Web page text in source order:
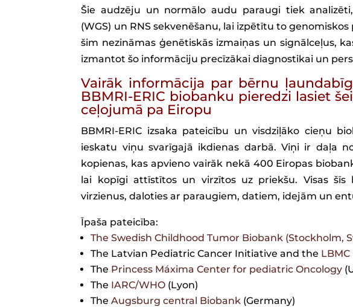
Šie audzēju un normālo audu paraugi tiek
(WGS) un RNS sekvenēšanu, lai izpētītu to
šim nezināmas ģenētiskās izmaiņas un signālceļus,
izmantot šo informāciju precīzākai diagnostikai un
Vairāk informācija par bērnu
BBMRI-ERIC biobanku pieredzi lasiet
ceļojumā pa Eiropu
BBMRI-ERIC izsaka pateicību un visdziļāko cieņu
ieskatu viņu svarīgajā ikdienas darbā. Viņi ir daļa
kopienas, kas apvieno vairāk nekā 400 Eiropas
lai kopīgi attīstītos un virzītos uz priekšu. Visas šīs
virzienus, daloties ar paraugiem, datiem, idejām un
Īpaša pateicība:
The Swedish Childhood Tumor Biobank (Stockholm,
The Latvian Pediatric Cancer Initiative and the LBMC
The Princess Máxima Center for pediatric Oncology
The IARC/WHO (Lyon)
The Augsburg central Biobank (Germany)